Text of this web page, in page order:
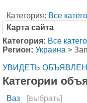
Категория: Все
Карта сайта
Категория: Все
Регион: Украина >
УВИДЕТЬ
Категории
Ваз
[выбрать]